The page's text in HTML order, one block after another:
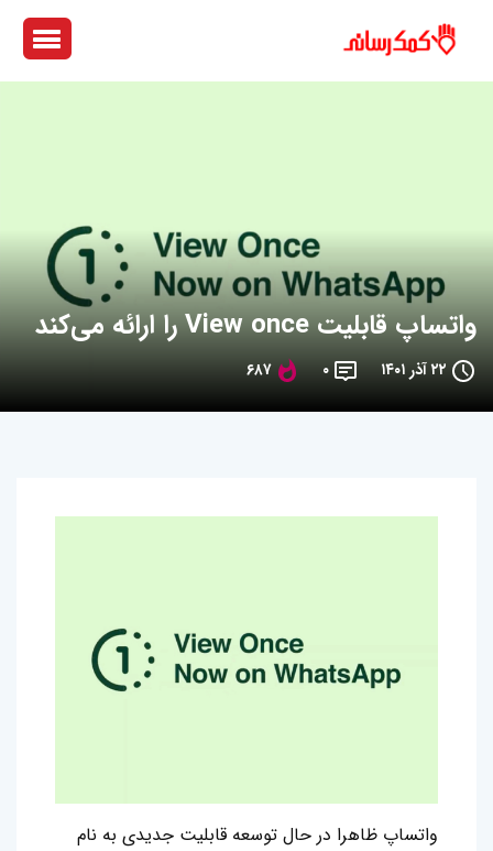
واتساپ قابلیت View once را ارائه می‌کند
۲۲ آذر ۱۴۰۱ ۰ ۶۸۷
واتساپ ظاهرا در حال توسعه قابلیت جدیدی به نام